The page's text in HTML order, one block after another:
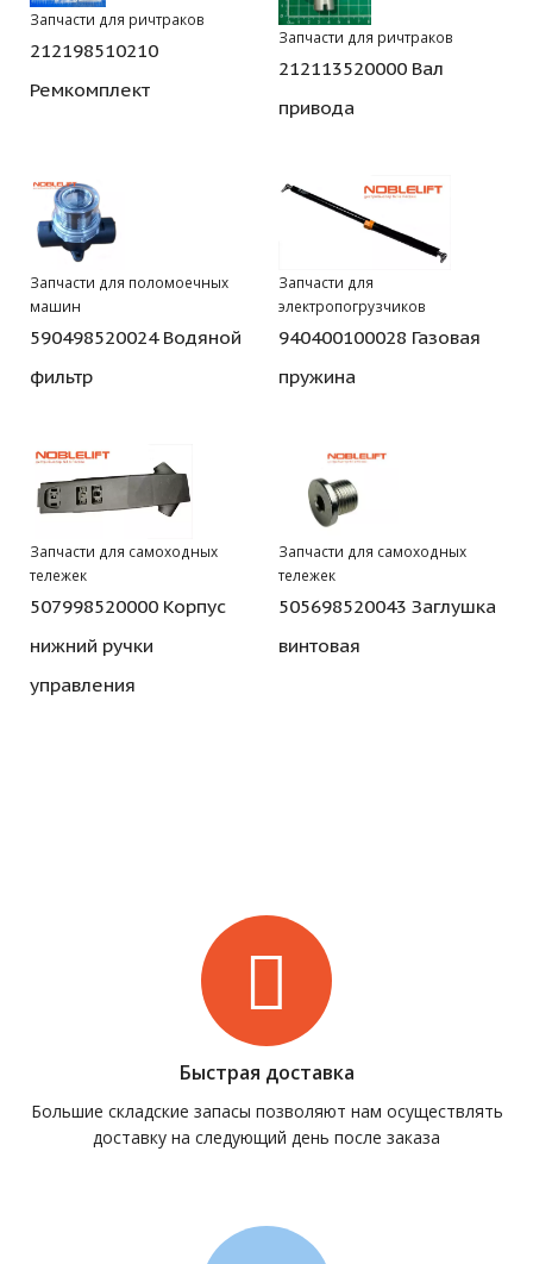
Запчасти для ричтраков
212198510210
Ремкомплект
Запчасти для ричтраков
212113520000 Вал
привода
Запчасти для поломоечных
машин
590498520024 Водяной
фильтр
Запчасти для
электропогрузчиков
940400100028 Газовая
пружина
Запчасти для самоходных
тележек
507998520000 Корпус
нижний ручки
управления
Запчасти для самоходных
тележек
505698520043 Заглушка
винтовая
Быстрая доставка
Большие складские запасы позволяют нам осуществлять
доставку на следующий день после заказа